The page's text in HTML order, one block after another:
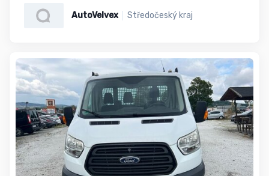
AutoVelvex Středočeský kraj